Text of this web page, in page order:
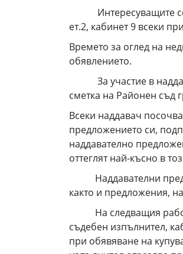
Интересуващите се
ет.2, кабинет 9 всеки
Времето за оглед на
обявлението.
За участие в
сметка на Районен съд
Всеки наддавач
предложението си,
наддавателно
оттеглят най-късно в
Наддавателни
както и предложения,
На следващия
съдебен изпълнител,
при обявяване на